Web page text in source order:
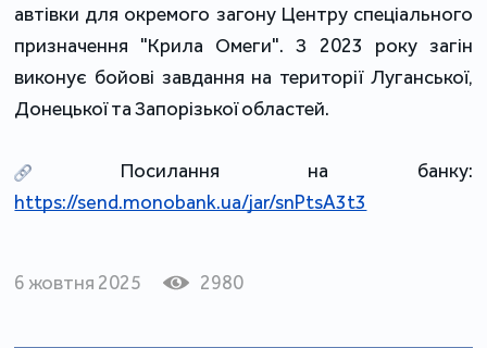
автівки для окремого загону Центру спеціального
призначення "Крила Омеги". З 2023 року загін
виконує бойові завдання на території Луганської,
Донецької та Запорізької областей.
https://send.monobank.ua/jar/snPtsA3t3
6 жовтня 2025 2980